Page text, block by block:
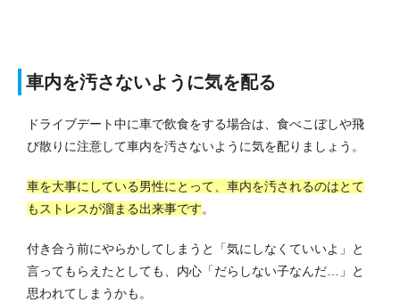
車内を汚さないように気を配る
ドライブデート中に車で飲食をする場合は、食べこぼしや飛
び散りに注意して車内を汚さないように気を配りましょう。
車を大事にしている男性にとって、車内を汚されるのはとて
もストレスが溜まる出来事です。
付き合う前にやらかしてしまうと「気にしなくていいよ」と
言ってもらえたとしても、内心「だらしない子なんだ…」と
思われてしまうかも。